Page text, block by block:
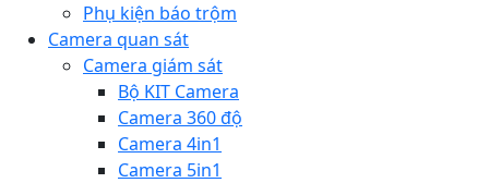
Phụ kiện báo trộm
Camera quan sát
Camera giám sát
Bộ KIT Camera
Camera 360 độ
Camera 4in1
Camera 5in1